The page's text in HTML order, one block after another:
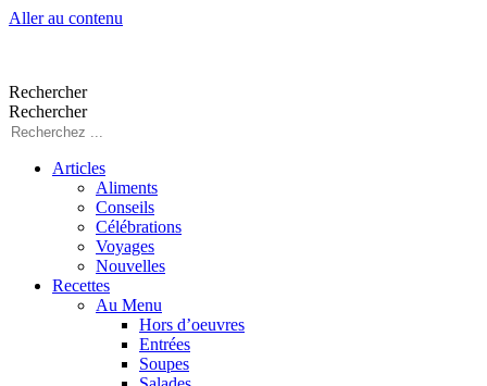
Aller au contenu
Rechercher
Rechercher
Articles
Aliments
Conseils
Célébrations
Voyages
Nouvelles
Recettes
Au Menu
Hors d’oeuvres
Entrées
Soupes